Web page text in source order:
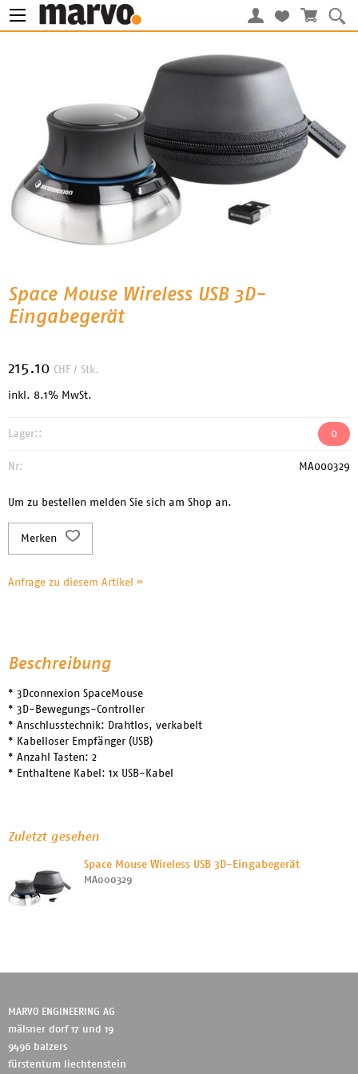
Space Mouse Wireless USB 3D-
Eingabegerät
215.10 CHF / Stk.
inkl. 8.1% MwSt.
Lager:: 0
Nr: MA000329
Um zu bestellen melden Sie sich am Shop an.
Merken
Anfrage zu diesem Artikel »
Beschreibung
* 3Dconnexion SpaceMouse
* 3D-Bewegungs-Controller
* Anschlusstechnik: Drahtlos, verkabelt
* Kabelloser Empfänger (USB)
* Anzahl Tasten: 2
* Enthaltene Kabel: 1x USB-Kabel
Zuletzt gesehen
Space Mouse Wireless USB 3D-Eingabegerät
MA000329
MARVO ENGINEERING AG
mälsner dorf 17 und 19
9496 balzers
fürstentum liechtenstein